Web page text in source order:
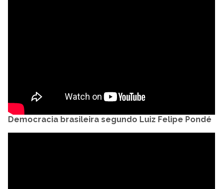
Democracia brasileira segundo Luiz Felipe Pondé